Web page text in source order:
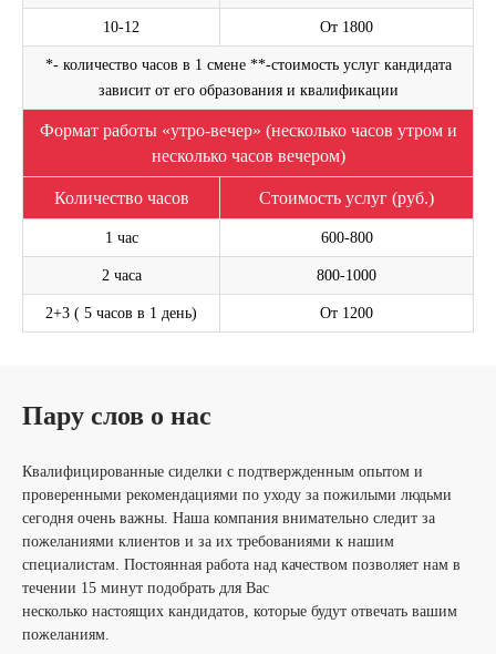
10-12 От 1800
*- количество часов в 1 смене **-стоимость услуг кандидата
зависит от его образования и квалификации
Формат работы «утро-вечер» (несколько часов утром и
несколько часов вечером)
Количество часов Стоимость услуг (руб.)
1 час 600-800
2 часа 800-1000
2+3 ( 5 часов в 1 день) От 1200
Пару слов о нас
Квалифицированные сиделки с подтвержденным опытом и
проверенными рекомендациями по уходу за пожилыми людьми
сегодня очень важны. Наша компания внимательно следит за
пожеланиями клиентов и за их требованиями к нашим
специалистам. Постоянная работа над качеством позволяет нам в
течении 15 минут подобрать для Вас
несколько настоящих кандидатов, которые будут отвечать вашим
пожеланиям.
Оставьте свой номер телефона. Наш менеджер
свяжется с Вами и проконсультирует по услуге
данныхиПолитикой конфиденциальности